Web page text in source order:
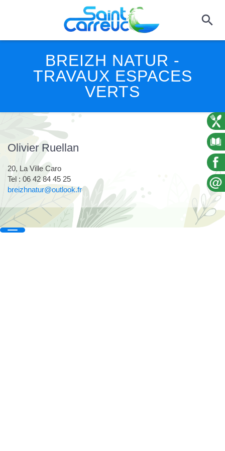
BREIZH NATUR -
TRAVAUX ESPACES
VERTS
Olivier Ruellan
20, La Ville Caro
Tel : 06 42 84 45 25
breizhnatur@outlook.fr